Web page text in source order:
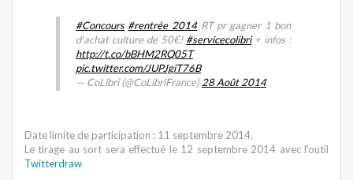
#Concours #rentrée_2014 RT pr gagner 1 bon
d'achat culture de 50€! #servicecolibri+ infos :
http://t.co/bBHM2RQ05T
pic.twitter.com/JUPJgiT76B
— CoLibri (@CoLibriFrance)28 Août 2014
Date limite de participation : 11 septembre 2014.
Le tirage au sort sera effectué le 12 septembre 2014 avec l'outil
Twitterdraw